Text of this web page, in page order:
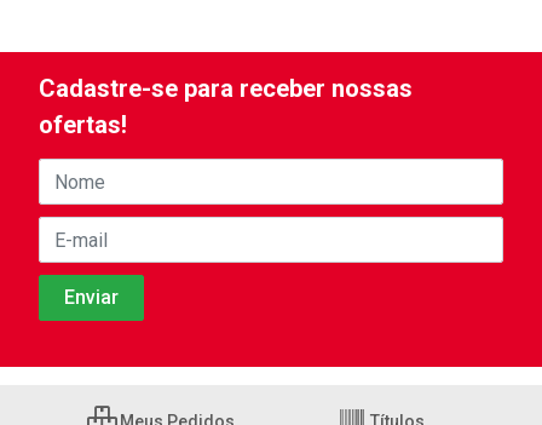
Cadastre-se para receber nossas
ofertas!